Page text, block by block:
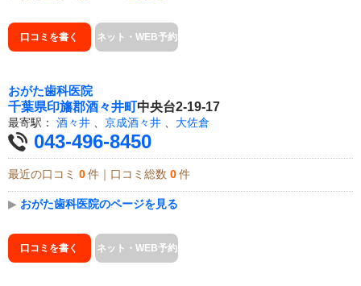
口コミを書く ネット・WEB予約
おがた歯科医院
千葉県印旛郡酒々井町中央台2-19-17
最寄駅： 酒々井 京成酒々井 大佐倉
043-496-8450
最近の口コミ 0 件｜口コミ総数 0 件
▶ おがた歯科医院のページを見る
口コミを書く ネット・WEB予約